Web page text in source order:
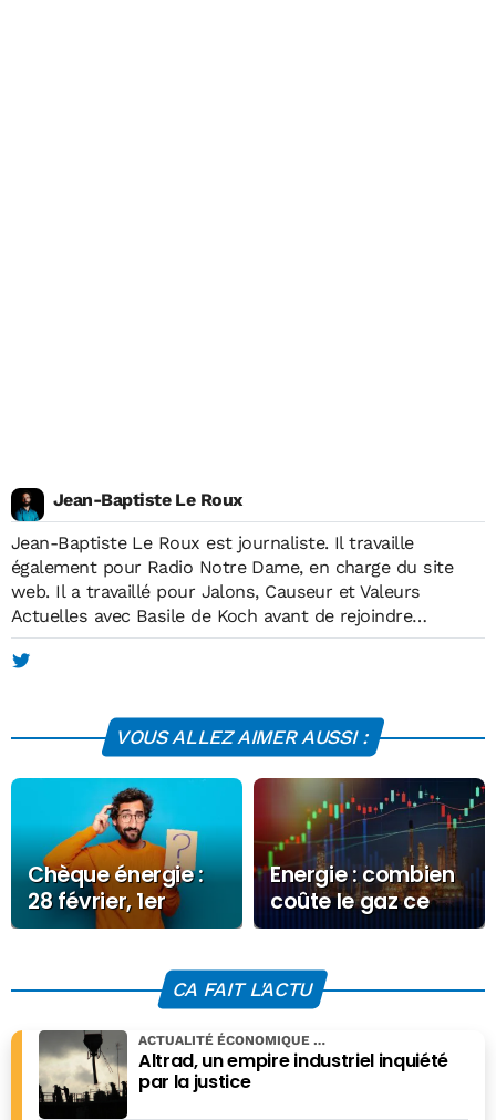
Jean-Baptiste Le Roux
Jean-Baptiste Le Roux est journaliste. Il travaille
également pour Radio Notre Dame, en charge du site
web. Il a travaillé pour Jalons, Causeur et Valeurs
Actuelles avec Basile de Koch avant de rejoindre
Economie Matin, à sa création, en mai 2012. Il est
diplômé de l'Institut européen de journalisme (IEJ) et
publie de temps en temps dans la presse économique
spécialisée.
VOUS ALLEZ AIMER AUSSI :
Chèque énergie :
28 février, 1er
avril… les dates
Energie : combien
coûte le gaz ce
Vendredi 12
CA FAIT L'ACTU
Altrad, un empire industriel inquiété
par la justice
ACTUALITÉ ÉCONOMIQUE